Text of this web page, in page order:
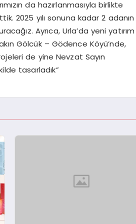
da hazırlanmasıyla birlikte
2025 yılı sonuna kadar 2 adanın
Ayrıca, Urla’da yeni yatırım
Gölcük – Gödence Köyü’nde,
de yine Nevzat Sayın
tasarladık”